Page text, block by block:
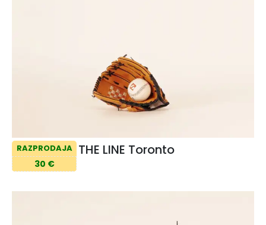
RAZPRODAJA
30 €
THE LINE Toronto